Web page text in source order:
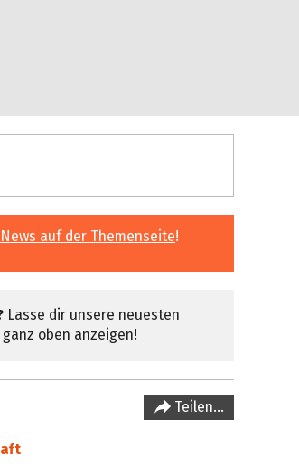
auf der Themenseite!
Lasse dir unsere neuesten
oben anzeigen!
Teilen…